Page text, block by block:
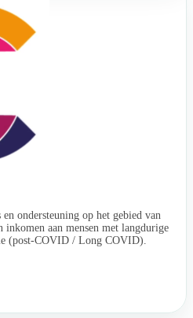
ondersteuning op het gebied van
inkomen aan mensen met langdurige
(post-COVID / Long COVID).